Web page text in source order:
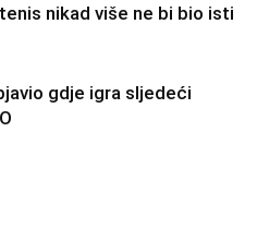
nikad više ne bi bio isti
gdje igra sljedeći